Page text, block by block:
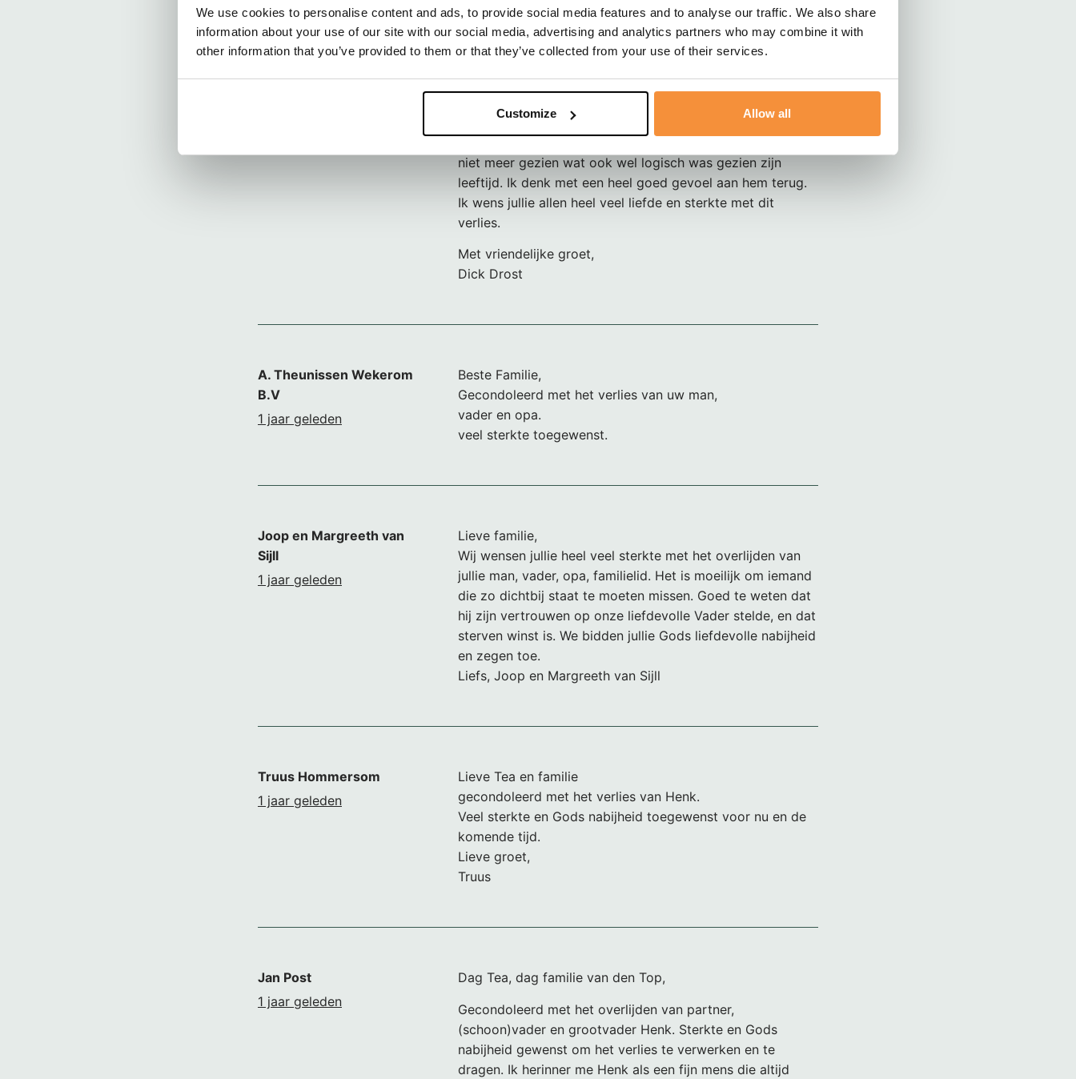
We use cookies to personalise content and ads, to provide social media features and to analyse our traffic. We also share
information about your use of our site with our social media, advertising and analytics partners who may combine it with
other information that you’ve provided to them or that they’ve collected from your use of their services.
Customize Allow all
1 jaar geleden
meneer van de Top heb ik jaren terug via ons werk leren
kennen als hij wat kwam brengen of halen af en toe.
Daarbij hebben we meerdere keren een bakje gedaan wat
hij volgen mij wel graag deed. Vertellen deed hij als de
bedrijven en dat waren leuke gesprekken. Voor mij een
niet meer gezien wat ook wel logisch was gezien zijn
leeftijd. Ik denk met een heel goed gevoel aan hem terug.
Ik wens jullie allen heel veel liefde en sterkte met dit
verlies.
Met vriendelijke groet,
Dick Drost
A. Theunissen Wekerom
B.V
1 jaar geleden
Beste Familie,
Gecondoleerd met het verlies van uw man,
vader en opa.
veel sterkte toegewenst.
Joop en Margreeth van
Sijll
1 jaar geleden
Lieve familie,
Wij wensen jullie heel veel sterkte met het overlijden van
jullie man, vader, opa, familielid. Het is moeilijk om iemand
die zo dichtbij staat te moeten missen. Goed te weten dat
hij zijn vertrouwen op onze liefdevolle Vader stelde, en dat
sterven winst is. We bidden jullie Gods liefdevolle nabijheid
en zegen toe.
Liefs, Joop en Margreeth van Sijll
Truus Hommersom
1 jaar geleden
Lieve Tea en familie
gecondoleerd met het verlies van Henk.
Veel sterkte en Gods nabijheid toegewenst voor nu en de
komende tijd.
Lieve groet,
Truus
Jan Post
1 jaar geleden
Dag Tea, dag familie van den Top,
Gecondoleerd met het overlijden van partner,
(schoon)vader en grootvader Henk. Sterkte en Gods
nabijheid gewenst om het verlies te verwerken en te
dragen. Ik herinner me Henk als een fijn mens die altijd